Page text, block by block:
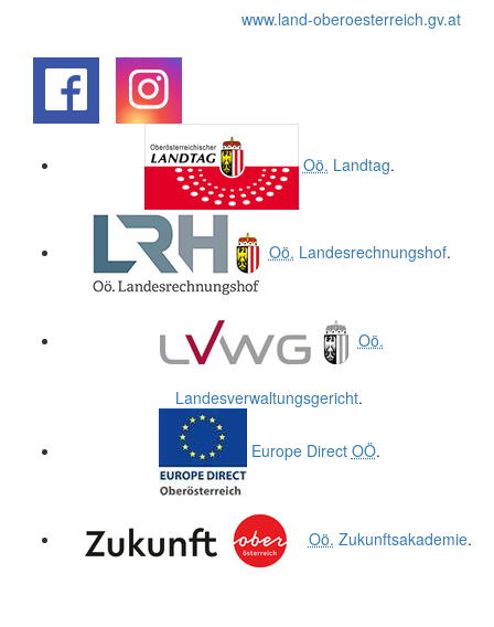
www.land-oberoesterreich.gv.at
Oö. Landtag.
Oö. Landesrechnungshof.
Oö.
Landesverwaltungsgericht.
Europe Direct OÖ.
Oö. Zukunftsakademie.